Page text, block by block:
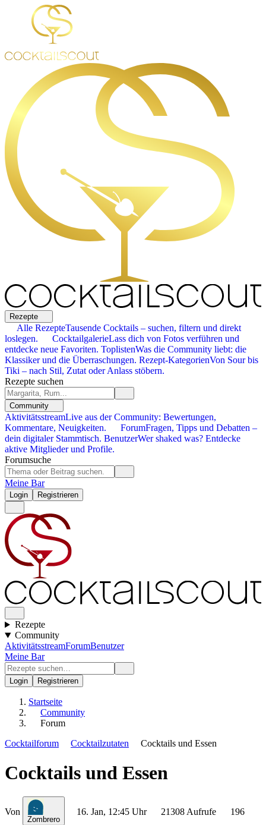
Rezepte
Alle RezepteTausende Cocktails – suchen, filtern und direkt
loslegen.
CocktailgalerieLass dich von Fotos verführen und
entdecke neue Favoriten. ToplistenWas die Community liebt: die
Klassiker und die Überraschungen. Rezept-KategorienVon Sour bis
Tiki – nach Stil, Zutat oder Anlass stöbern.
Rezepte suchen
Community
AktivitätsstreamLive aus der Community: Bewertungen,
Kommentare, Neuigkeiten.
ForumFragen, Tipps und Debatten –
dein digitaler Stammtisch. BenutzerWer shaked was? Entdecke
aktive Mitglieder und Profile.
Forumsuche
Meine Bar
Login Registrieren
Rezepte
Community
AktivitätsstreamForumBenutzer
Meine Bar
Login Registrieren
Startseite
Community
Forum
Cocktailforum
Cocktailzutaten Cocktails und Essen
Cocktails und Essen
Von
Zombrero
16. Jan, 12:45 Uhr 21308 Aufrufe
196